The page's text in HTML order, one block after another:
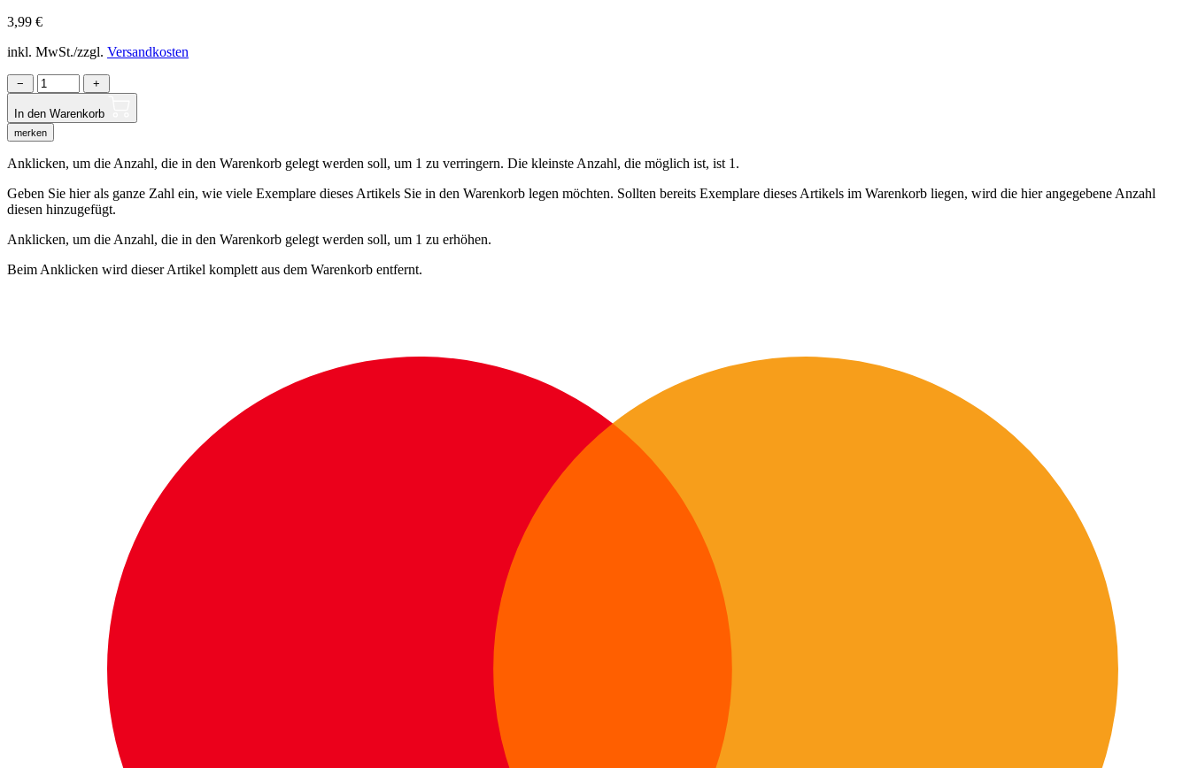
3,99 €
inkl. MwSt./zzgl. Versandkosten
− +
In den Warenkorb
merken
Anklicken, um die Anzahl, die in den Warenkorb gelegt werden soll, um 1 zu verringern. Die kleinste Anzahl, die möglich ist, ist 1.
Geben Sie hier als ganze Zahl ein, wie viele Exemplare dieses Artikels Sie in den Warenkorb legen möchten. Sollten bereits Exemplare dieses Artikels im Warenkorb liegen, wird die hier angegebene Anzahl
diesen hinzugefügt.
Anklicken, um die Anzahl, die in den Warenkorb gelegt werden soll, um 1 zu erhöhen.
Beim Anklicken wird dieser Artikel komplett aus dem Warenkorb entfernt.